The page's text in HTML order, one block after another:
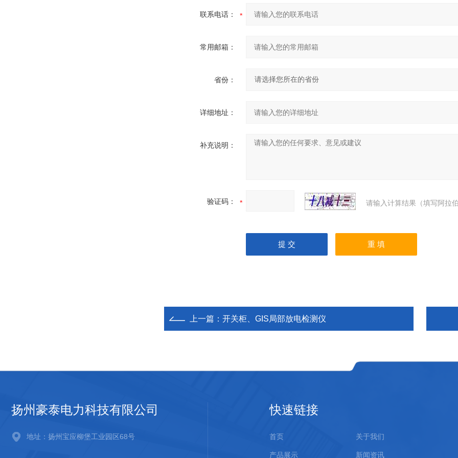
联系电话：
常用邮箱：
省份：
详细地址：
补充说明：
验证码： 请输入计算结果（填写阿拉
上一篇： 开关柜、GIS局部放电检测仪
扬州豪泰电力科技有限公司
地址：扬州宝应柳堡工业园区68号
快速链接
首页 关于我们
产品展示 新闻资讯